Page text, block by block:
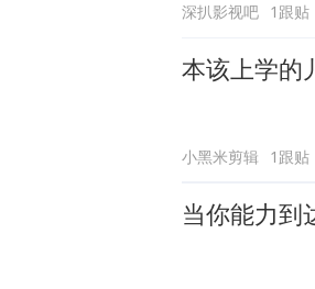
深扒影视吧 1跟贴
本该上学的
小黑米剪辑 1跟贴
当你能力到